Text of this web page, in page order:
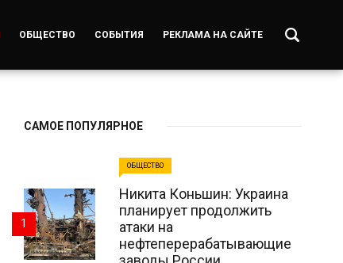
ОБЩЕСТВО СОБЫТИЯ РЕКЛАМА НА САЙТЕ
САМОЕ ПОПУЛЯРНОЕ
ОБЩЕСТВО
Никита Коньшин: Украина
планирует продолжить
атаки на
нефтеперерабатывающие
1